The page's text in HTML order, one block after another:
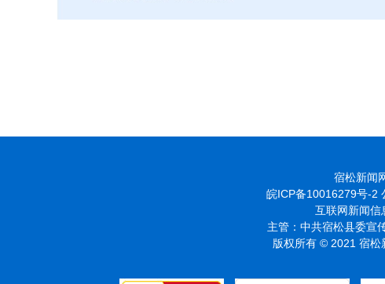
宿松新闻
皖ICP备10016279号-2
互联网新闻
主管：中共宿松县委宣
版权所有 © 2021 宿松